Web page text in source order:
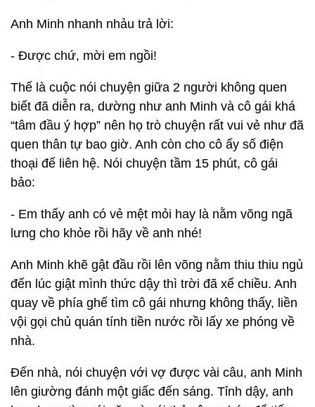
Anh Minh nhanh nhảu trả lời:
- Được chứ, mời em ngồi!
Thế là cuộc nói chuyện giữa 2 người không quen
biết đã diễn ra, dường như anh Minh và cô gái khá
“tâm đầu ý hợp” nên họ trò chuyện rất vui vẻ như đã
quen thân tự bao giờ. Anh còn cho cô ấy số điện
thoại để liên hệ. Nói chuyện tầm 15 phút, cô gái
bảo:
- Em thấy anh có vẻ mệt mỏi hay là nằm võng ngã
lưng cho khỏe rồi hãy về anh nhé!
Anh Minh khẽ gật đầu rồi lên võng nằm thiu thiu ngủ
đến lúc giật mình thức dậy thì trời đã xế chiều. Anh
quay về phía ghế tìm cô gái nhưng không thấy, liền
vội gọi chủ quán tính tiền nước rồi lấy xe phóng về
nhà.
Đến nhà, nói chuyện với vợ được vài câu, anh Minh
lên giường đánh một giấc đến sáng. Tỉnh dậy, anh